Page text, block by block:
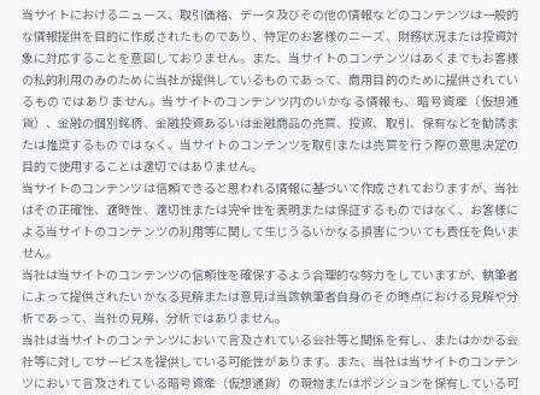
当サイトにおけるニュース、取引価格、データ及びその他の情報などのコンテンツは一般的
な情報提供を目的に作成されたものであり、特定のお客様のニーズ、財務状況または投資対
象に対応することを意図しておりません。また、当サイトのコンテンツはあくまでもお客様
の私的利用のみのために当社が提供しているものであって、商用目的のために提供されてい
るものではありません。当サイトのコンテンツ内のいかなる情報も、暗号資産（仮想通
貨）、金融の個別銘柄、金融投資あるいは金融商品の売買、投資、取引、保有などを勧誘ま
たは推奨するものではなく、当サイトのコンテンツを取引または売買を行う際の意思決定の
目的で使用することは適切ではありません。
当サイトのコンテンツは信頼できると思われる情報に基づいて作成されておりますが、当社
はその正確性、適時性、適切性または完全性を表明または保証するものではなく、お客様に
よる当サイトのコンテンツの利用等に関して生じうるいかなる損害についても責任を負いま
せん。
当社は当サイトのコンテンツの信頼性を確保するよう合理的な努力をしていますが、執筆者
によって提供されたいかなる見解または意見は当該執筆者自身のその時点における見解や分
析であって、当社の見解、分析ではありません。
当社は当サイトのコンテンツにおいて言及されている会社等と関係を有し、またはかかる会
社等に対してサービスを提供している可能性があります。また、当社は当サイトのコンテン
ツにおいて言及されている暗号資産（仮想通貨）の現物またはポジションを保有している可